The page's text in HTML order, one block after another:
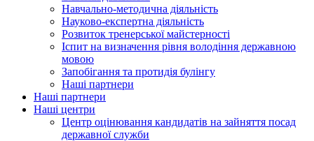
Навчально-методична діяльність
Науково-експертна діяльність
Розвиток тренерської майстерності
Іспит на визначення рівня володіння державною
мовою
Запобігання та протидія булінгу
Наші партнери
Наші партнери
Наші центри
Центр оцінювання кандидатів на зайняття посад
державної служби